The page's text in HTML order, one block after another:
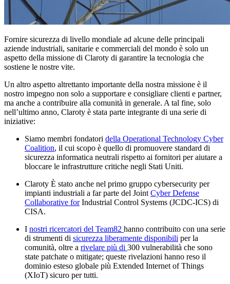
Fornire sicurezza di livello mondiale ad alcune delle principali
aziende industriali, sanitarie e commerciali del mondo è solo un
aspetto della missione di Claroty di garantire la tecnologia che
sostiene le nostre vite.
Un altro aspetto altrettanto importante della nostra missione è il
nostro impegno non solo a supportare e consigliare clienti e partner,
ma anche a contribuire alla comunità in generale. A tal fine, solo
nell’ultimo anno, Claroty è stata parte integrante di una serie di
iniziative:
Siamo membri fondatori della Operational Technology Cyber
Coalition, il cui scopo è quello di promuovere standard di
sicurezza informatica neutrali rispetto ai fornitori per aiutare a
bloccare le infrastrutture critiche negli Stati Uniti.
Claroty È stato anche nel primo gruppo cybersecurity per
impianti industriali a far parte del Joint Cyber Defense
Collaborative forIndustrial Control Systems (JCDC-ICS) di
CISA.
I nostri ricercatori del Team82 hanno contribuito con una serie
di strumenti di sicurezza liberamente disponibili per la
comunità, oltre a rivelare più di 300 vulnerabilità che sono
state patchate o mitigate; queste rivelazioni hanno reso il
dominio esteso globale più Extended Internet of Things
(XIoT) sicuro per tutti.